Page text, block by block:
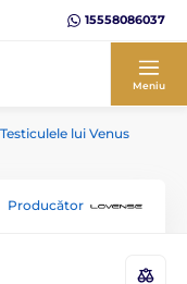
15558086037
Meniu
Testiculele lui Venus
Producător